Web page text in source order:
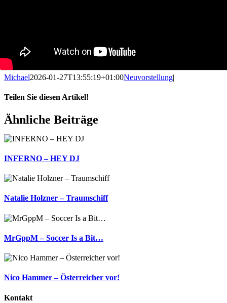
Michael2026-01-27T13:55:19+01:00Neuvorstellung|
Teilen Sie diesen Artikel!
Facebook
X
Reddit
LinkedIn
WhatsApp
Telegram
Tumblr
Pinterest
Vk
Xing
E-
Mail
Ähnliche Beiträge
INFERNO – HEY DJ
Natalie Holzner – Traumschiff
MrGppM – Soccer Is a Bit…
Nico Hammer – Österreicher vor!
Kontakt